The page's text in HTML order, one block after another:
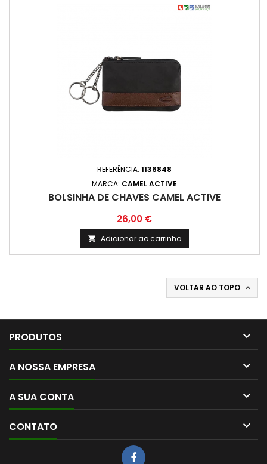
REFERÊNCIA: 1136848
MARCA: CAMEL ACTIVE
BOLSINHA DE CHAVES CAMEL ACTIVE
Preço
26,00 €
 Adicionar ao carrinho
VOLTAR AO TOPO 
PRODUTOS 
A NOSSA EMPRESA 
A SUA CONTA 
CONTATO 